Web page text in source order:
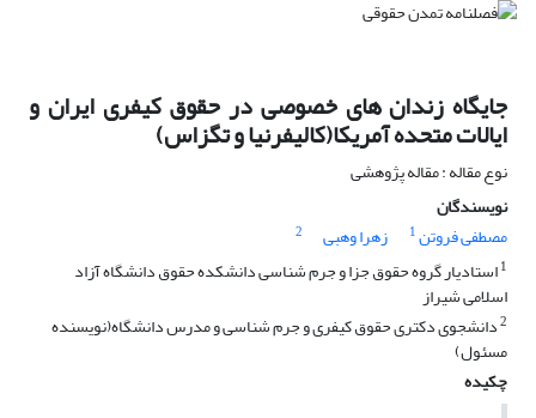
جایگاه زندان های خصوصی در حقوق کیفری ایران و
ایالات متحده آمریکا(کالیفرنیا و تگزاس)
نوع مقاله : مقاله پژوهشی
نویسندگان
مصطفی فروتن1 زهرا وهبی
2
1استادیار گروه حقوق جزا و جرم شناسی دانشکده حقوق دانشگاه آزاد
اسلامی شیراز
2دانشجوی دکتری حقوق کیفری و جرم شناسی و مدرس دانشگاه(نویسنده
مسئول)
چکیده